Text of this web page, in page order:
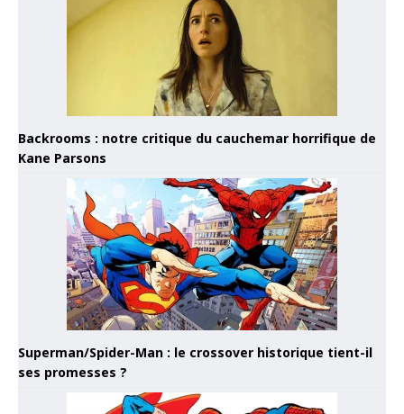
Backrooms : notre critique du cauchemar horrifique de
Kane Parsons
Superman/Spider-Man : le crossover historique tient-il
ses promesses ?